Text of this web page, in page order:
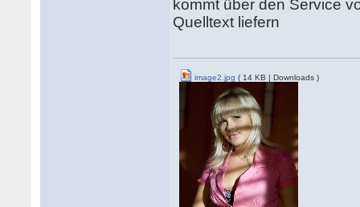
kommt über den Service
Quelltext liefern
image2.jpg ( 14 KB | Downloads )